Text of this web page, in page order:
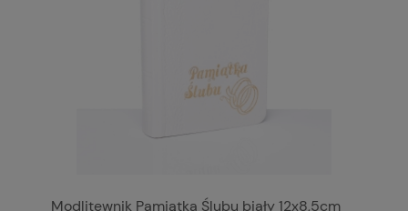
Modlitewnik Pamiątka Ślubu biały 12x8,5cm